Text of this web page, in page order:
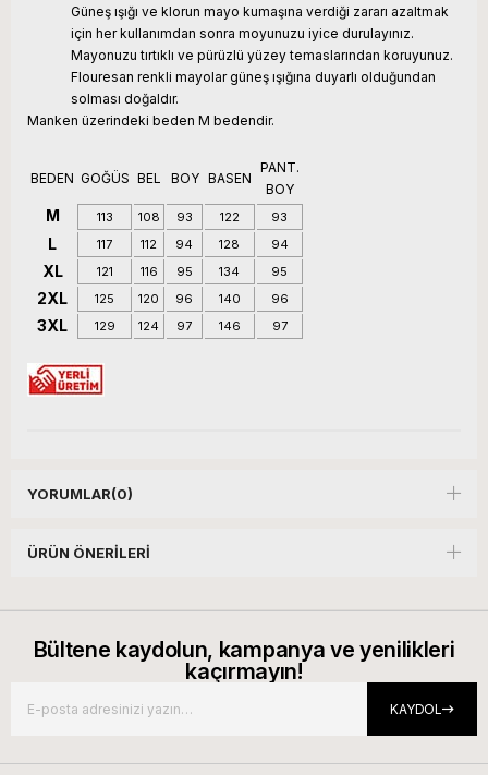
Güneş ışığı ve klorun mayo kumaşına verdiği zararı azaltmak
için her kullanımdan sonra moyunuzu iyice durulayınız.
Mayonuzu tırtıklı ve pürüzlü yüzey temaslarından koruyunuz.
Flouresan renkli mayolar güneş ışığına duyarlı olduğundan
solması doğaldır.
Manken üzerindeki beden M bedendir.
BEDEN GOĞÜS BEL BOY BASEN
PANT.
BOY
M 113 108 93 122 93
L 117 112 94 128 94
XL 121 116 95 134 95
2XL 125 120 96 140 96
3XL 129 124 97 146 97
YORUMLAR(0)
ÜRÜN ÖNERILERI
Bültene kaydolun, kampanya ve yenilikleri
kaçırmayın!
KAYDOL